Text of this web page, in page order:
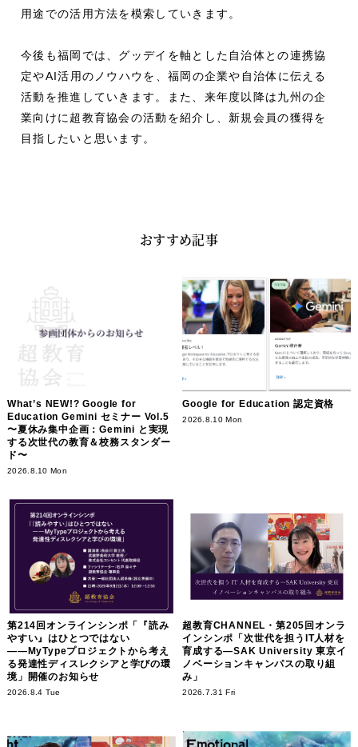
用途での活用方法を模索していきます。
今後も福岡では、グッデイを軸とした自治体との連携協
定やAI活用のノウハウを、福岡の企業や自治体に伝える
活動を推進していきます。また、来年度以降は九州の企
業向けに超教育協会の活動を紹介し、新規会員の獲得を
目指したいと思います。
おすすめ記事
What’s NEW!? Google for
Education Gemini セミナー Vol.5
〜夏休み集中企画：Gemini と実現
する次世代の教育＆校務スタンダー
ド〜
2026.8.10 Mon
Google for Education 認定資格
2026.8.10 Mon
第214回オンラインシンポ「『読み
やすい』はひとつではない
――MyTypeプロジェクトから考え
る発達性ディスレクシアと学びの環
境」開催のお知らせ
2026.8.4 Tue
超教育CHANNEL・第205回オンラ
インシンポ「次世代を担うIT人材を
育成する―SAK University 東京イ
ノベーションキャンパスの取り組
み」
2026.7.31 Fri